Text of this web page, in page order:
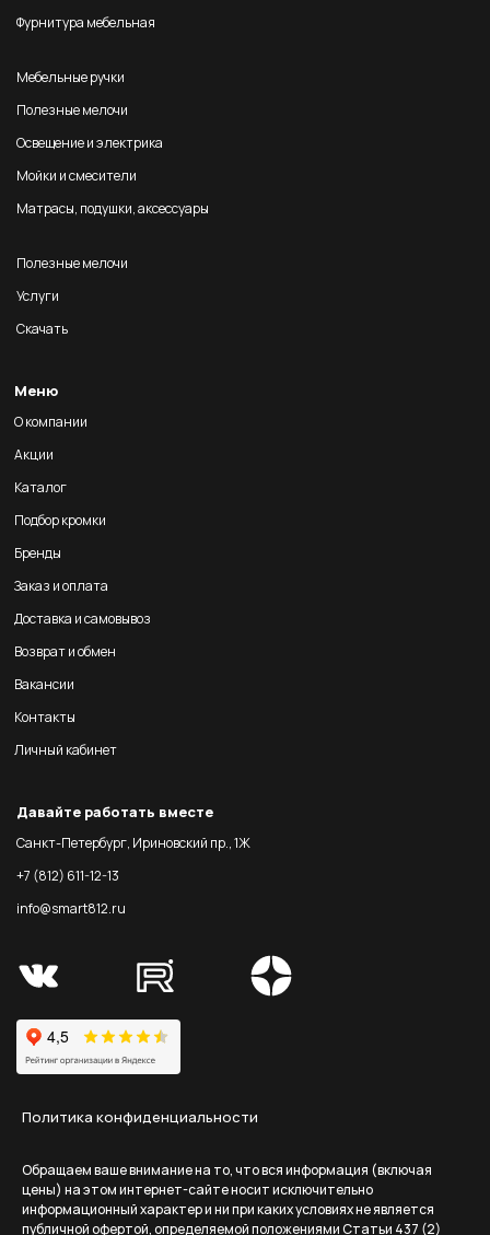
Фурнитура мебельная
Мебельные ручки
Полезные мелочи
Освещение и электрика
Мойки и смесители
Матрасы, подушки, аксессуары
Полезные мелочи
Услуги
Скачать
Меню
О компании
Акции
Каталог
Подбор кромки
Бренды
Заказ и оплата
Доставка и самовывоз
Возврат и обмен
Вакансии
Контакты
Личный кабинет
Давайте работать вместе
Санкт-Петербург, Ириновский пр., 1Ж
+7 (812) 611-12-13
info@smart812.ru
Политика конфиденциальности
Обращаем ваше внимание на то, что вся информация (включая
цены) на этом интернет-сайте носит исключительно
информационный характер и ни при каких условиях не является
публичной офертой, определяемой положениями Статьи 437 (2)